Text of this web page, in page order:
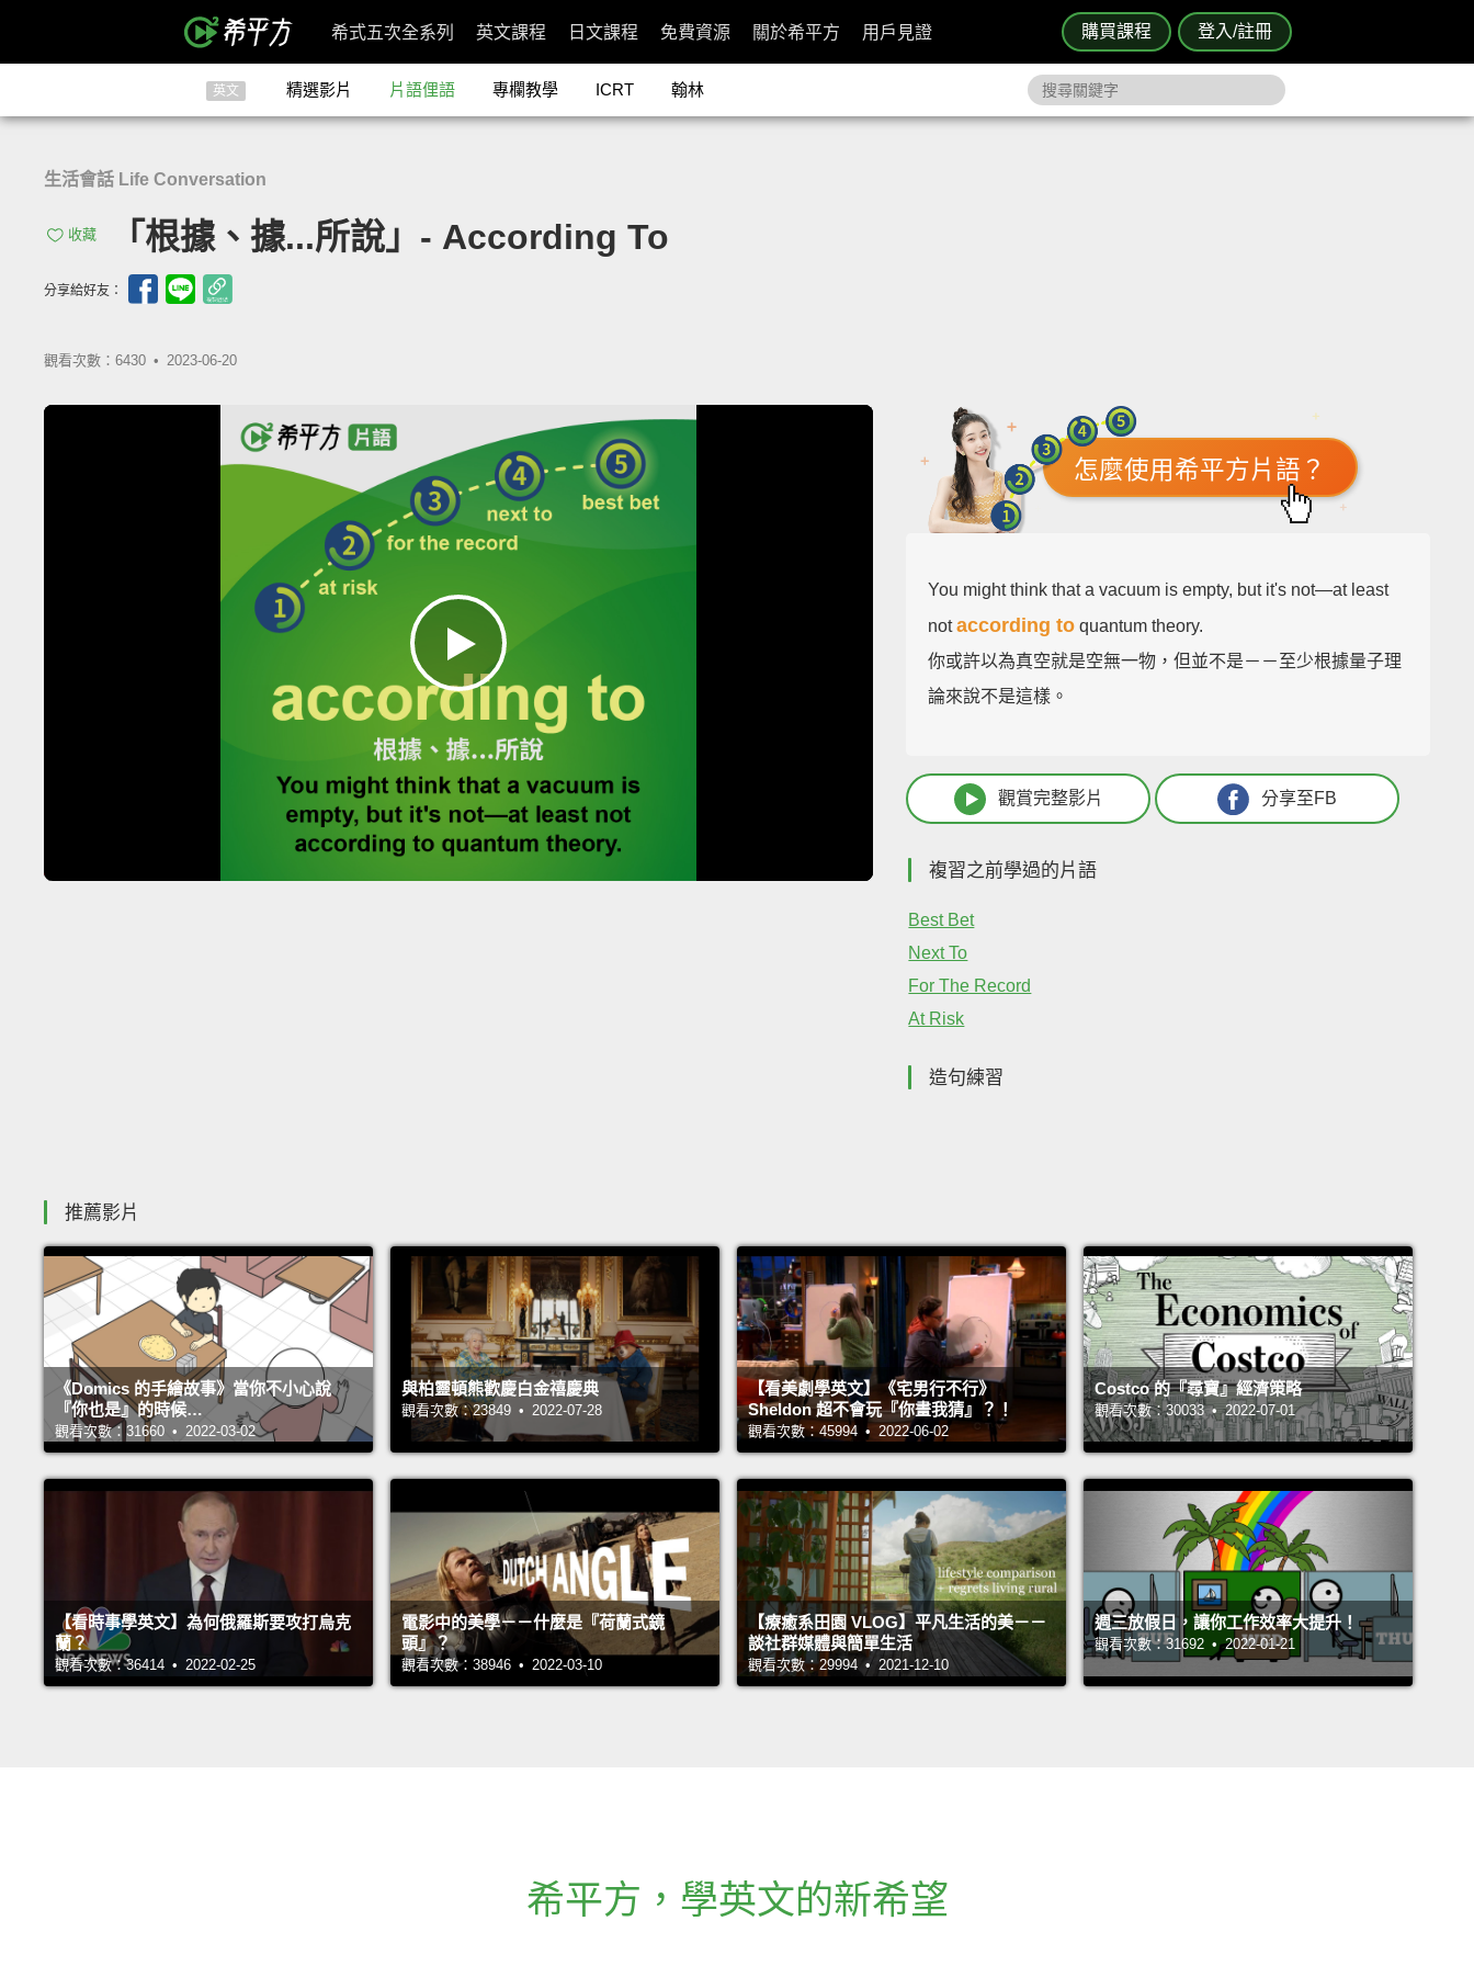
購買課程 登入/註冊
希式五次全系列 英文課程 日文課程 免費資源 關於希平方 用戶見證
英文 精選影片 片語俚語 專欄教學 ICRT 翰林
生活會話 Life Conversation
收藏 「根據、據...所說」- According To
分享給好友：
觀看次數：6430 • 2023-06-20
怎麼使用希平方片語？
You might think that a vacuum is empty, but it's not—at least
notaccording to quantum theory.
你或許以為真空就是空無一物，但並不是－－至少根據量子理
論來說不是這樣。
觀賞完整影片 分享至FB
複習之前學過的片語
Best Bet
Next To
For The Record
At Risk
造句練習
推薦影片
《Domics 的手繪故事》當你不小心說
『你也是』的時候…
觀看次數：31660 • 2022-03-02
與柏靈頓熊歡慶白金禧慶典
觀看次數：23849 • 2022-07-28
【看美劇學英文】《宅男行不行》
Sheldon 超不會玩『你畫我猜』？！
觀看次數：45994 • 2022-06-02
Costco 的『尋寶』經濟策略
觀看次數：30033 • 2022-07-01
【看時事學英文】為何俄羅斯要攻打烏克
蘭？
觀看次數：36414 • 2022-02-25
電影中的美學－－什麼是『荷蘭式鏡
頭』？
觀看次數：38946 • 2022-03-10
【療癒系田園 VLOG】平凡生活的美－－
談社群媒體與簡單生活
觀看次數：29994 • 2021-12-10
週三放假日，讓你工作效率大提升！
觀看次數：31692 • 2022-01-21
希平方 ， 學英文的新希望